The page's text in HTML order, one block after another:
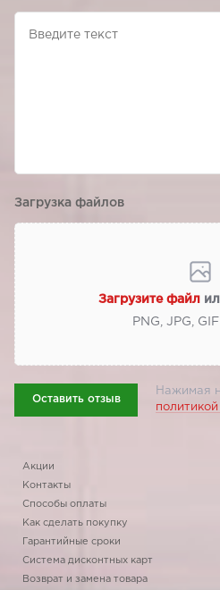
Загрузка файлов
Загрузите файл
PNG, JPG,
Оставить отзыв
Нажимая
Акции
Контакты
Способы оплаты
Как сделать покупку
Гарантийные сроки
Система дисконтных карт
Возврат и замена товара